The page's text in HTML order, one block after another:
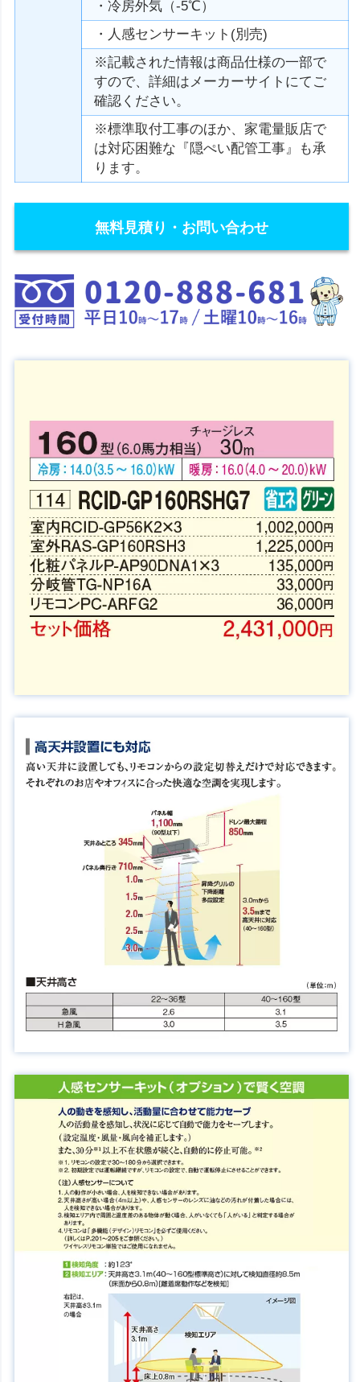
・冷房外気（-5℃）
・人感センサーキット(別売)
※記載された情報は商品仕様の一部で
すので、詳細はメーカーサイトにてご
確認ください。
※標準取付工事のほか、家電量販店で
は対応困難な『隠ぺい配管工事』も承
ります。
無料見積り・お問い合わせ